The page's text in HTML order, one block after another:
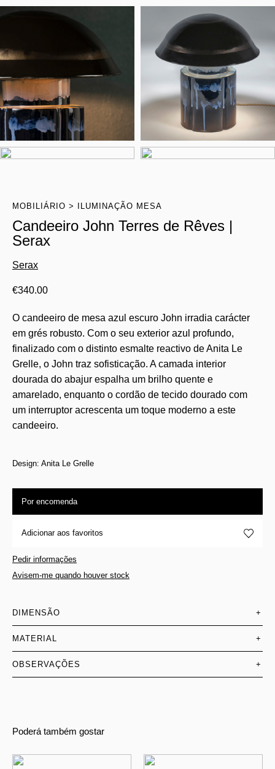
MOBILIÁRIO ILUMINAÇÃO MESA
Candeeiro John Terres de Rêves |
Serax
Serax
€340.00
O candeeiro de mesa azul escuro John irradia carácter
em grés robusto. Com o seu exterior azul profundo,
finalizado com o distinto esmalte reactivo de Anita Le
Grelle, o John traz sofisticação. A camada interior
dourada do abajur espalha um brilho quente e
amarelado, enquanto o cordão de tecido dourado com
um interruptor acrescenta um toque moderno a este
candeeiro.
Design: Anita Le Grelle
Por encomenda
Adicionar aos favoritos
Pedir informações
Avisem-me quando houver stock
DIMENSÃO +
MATERIAL +
OBSERVAÇÕES +
Poderá também gostar